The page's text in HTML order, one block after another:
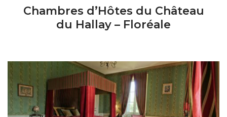
Chambres d’Hôtes du Château
du Hallay – Floréale